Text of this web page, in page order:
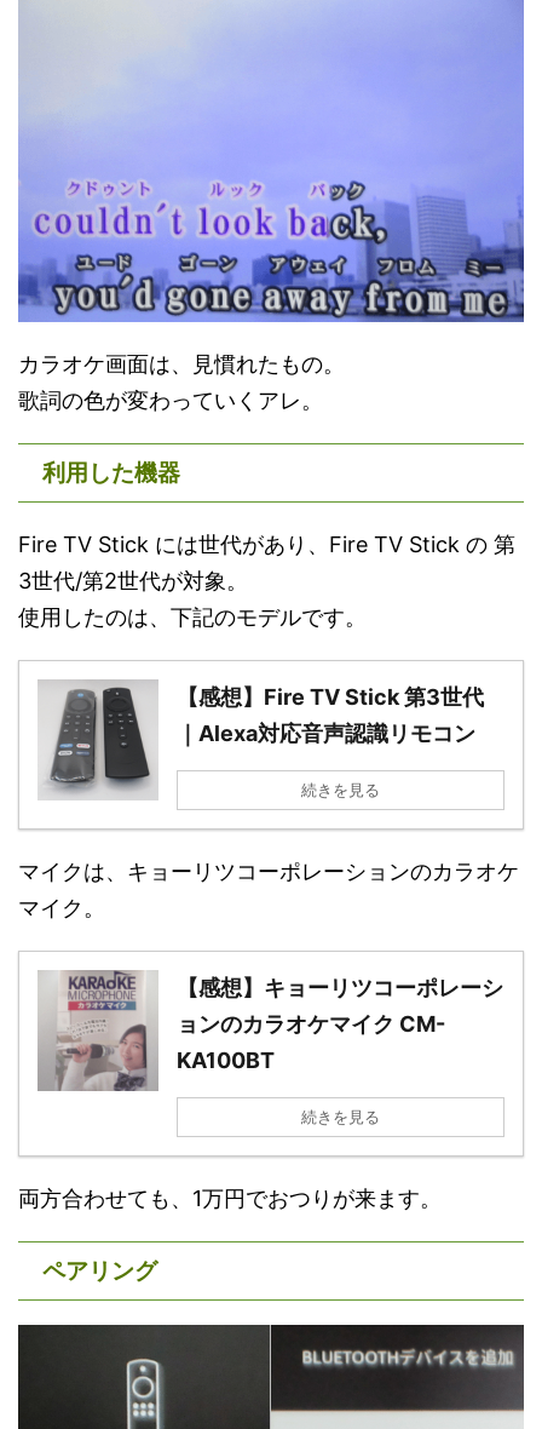
カラオケ画面は、見慣れたもの。
歌詞の色が変わっていくアレ。
利用した機器
Fire TV Stick には世代があり、Fire TV Stick の 第
3世代/第2世代が対象。
使用したのは、下記のモデルです。
【感想】Fire TV Stick 第3世代
｜Alexa対応音声認識リモコン
続きを見る
マイクは、キョーリツコーポレーションのカラオケ
マイク。
【感想】キョーリツコーポレーシ
ョンのカラオケマイク CM-
KA100BT
続きを見る
両方合わせても、1万円でおつりが来ます。
ペアリング